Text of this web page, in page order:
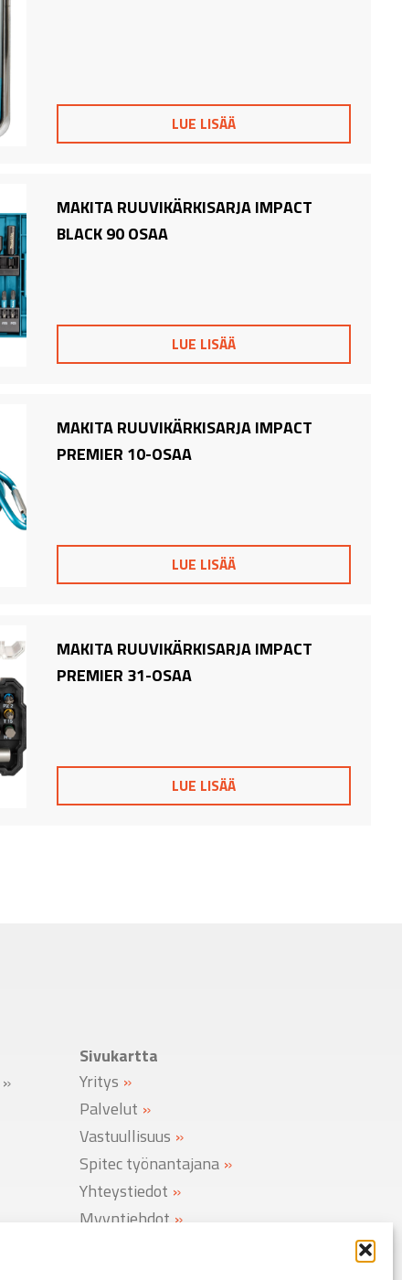
LUE LISÄÄ
MAKITA RUUVIKÄRKISARJA IMPACT
BLACK 90 OSAA
LUE LISÄÄ
MAKITA RUUVIKÄRKISARJA IMPACT
PREMIER 10-OSAA
LUE LISÄÄ
MAKITA RUUVIKÄRKISARJA IMPACT
PREMIER 31-OSAA
LUE LISÄÄ
»
Sivukartta
Yritys
Palvelut
Vastuullisuus
Spitec työnantajana
Yhteystiedot
Myyntiehdot